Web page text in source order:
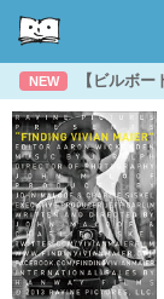
NEW 【ビルボ